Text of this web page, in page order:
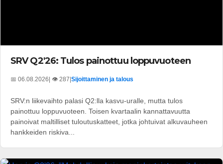
SRV Q2'26: Tulos painottuu loppuvuoteen
📅 06.08.2026 | 👁️ 287 Sijoittaminen ja talous
SRV:n liikevaihto palasi Q2:lla kasvu-uralle, mutta tulos
painottuu loppuvuoteen. Toisen kvartaalin kannattavuutta
painoivat maltilliset tuloutuskatteet, jotka johtuivat alkuvauheen
hankkeiden riskiva...